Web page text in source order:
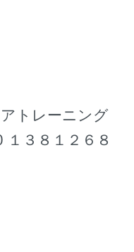
トレーニング
３８１２６８